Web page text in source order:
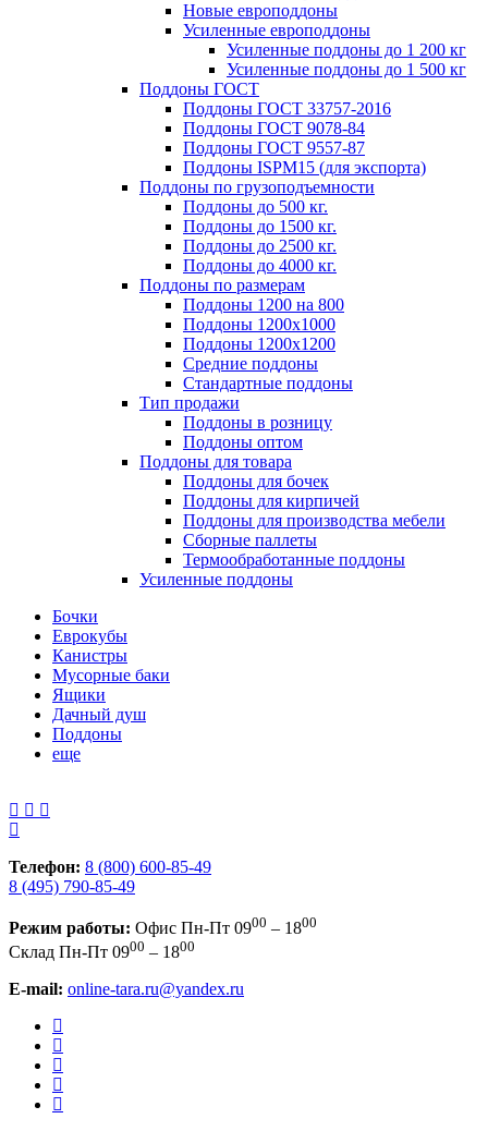
Новые европоддоны
Усиленные европоддоны
Усиленные поддоны до 1 200 кг
Усиленные поддоны до 1 500 кг
Поддоны ГОСТ
Поддоны ГОСТ 33757-2016
Поддоны ГОСТ 9078-84
Поддоны ГОСТ 9557-87
Поддоны ISPM15 (для экспорта)
Поддоны по грузоподъемности
Поддоны до 500 кг.
Поддоны до 1500 кг.
Поддоны до 2500 кг.
Поддоны до 4000 кг.
Поддоны по размерам
Поддоны 1200 на 800
Поддоны 1200х1000
Поддоны 1200х1200
Средние поддоны
Стандартные поддоны
Тип продажи
Поддоны в розницу
Поддоны оптом
Поддоны для товара
Поддоны для бочек
Поддоны для кирпичей
Поддоны для производства мебели
Сборные паллеты
Термообработанные поддоны
Усиленные поддоны
Бочки
Еврокубы
Канистры
Мусорные баки
Ящики
Дачный душ
Поддоны
еще
Телефон: 8 (800) 600-85-49
8 (495) 790-85-49
Режим работы: Офис Пн-Пт 0900 – 1800
Склад Пн-Пт 0900 – 1800
E-mail: online-tara.ru@yandex.ru